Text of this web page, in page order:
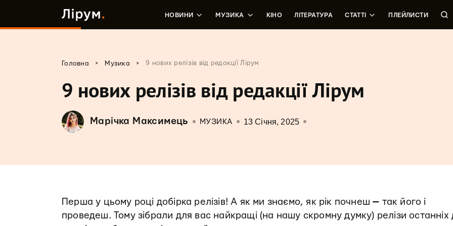
НОВИНИ МУЗИКА КІНО ЛІТЕРАТУРА СТАТТІ ПЛЕЙЛИСТИ
Головна > Музика > 9 нових релізів від редакції Лірум
9 нових релізів від редакції Лірум
Марічка Максимець МУЗИКА 13 Січня, 2025
Перша у цьому році добірка релізів! А як ми знаємо, як рік почнеш— так його і
проведеш. Тому зібрали для вас найкращі (на нашу скромну думку) релізи останніх